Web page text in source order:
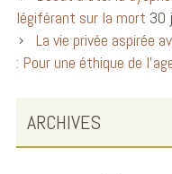
légiférant sur la mort 30
La vie privée aspirée
: Pour une éthique de
ARCHIVES